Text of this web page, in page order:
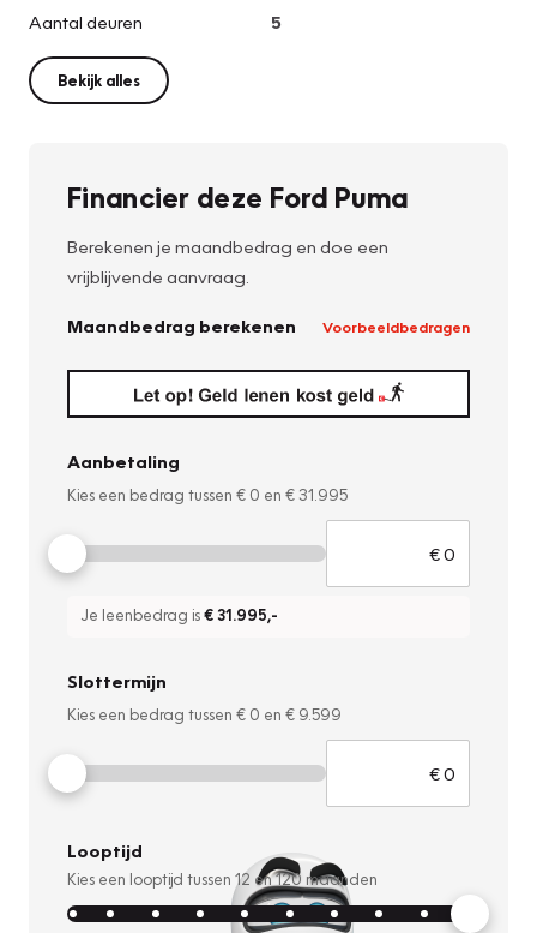
Aantal deuren
5
Bekijk alles
Financier deze Ford Puma
Berekenen je maandbedrag en doe een
vrijblijvende aanvraag.
Maandbedrag berekenen Voorbeeldbedragen
Aanbetaling
Kies een bedrag tussen € 0 en € 31.995
Je leenbedrag is€ 31.995,-
Slottermijn
Kies een bedrag tussen € 0 en € 9.599
Looptijd
Kies een looptijd tussen 12 en120 maanden